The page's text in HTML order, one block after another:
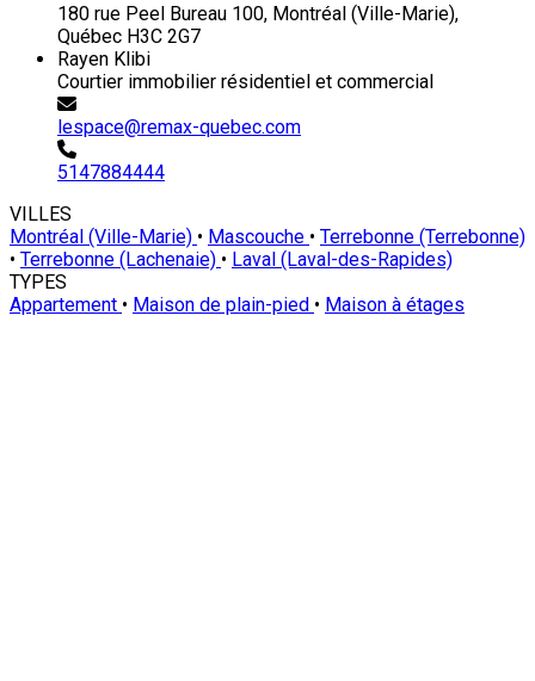
180 rue Peel Bureau 100, Montréal (Ville-Marie),
Québec H3C 2G7
Rayen Klibi
Courtier immobilier résidentiel et commercial
lespace@remax-quebec.com
5147884444
VILLES
Montréal (Ville-Marie) • Mascouche • Terrebonne (Terrebonne)
• Terrebonne (Lachenaie) • Laval (Laval-des-Rapides)
TYPES
Appartement • Maison de plain-pied • Maison à étages